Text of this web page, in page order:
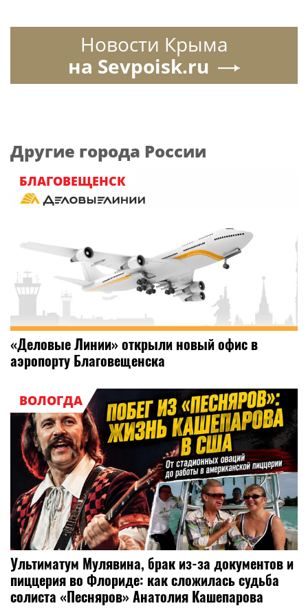
Новости Крыма
на Sevpoisk.ru
Другие города России
БЛАГОВЕЩЕНСК
«Деловые Линии» открыли новый офис в
аэропорту Благовещенска
ВОЛОГДА
Ультиматум Мулявина, брак из-за документов и
пиццерия во Флориде: как сложилась судьба
солиста «Песняров» Анатолия Кашепарова